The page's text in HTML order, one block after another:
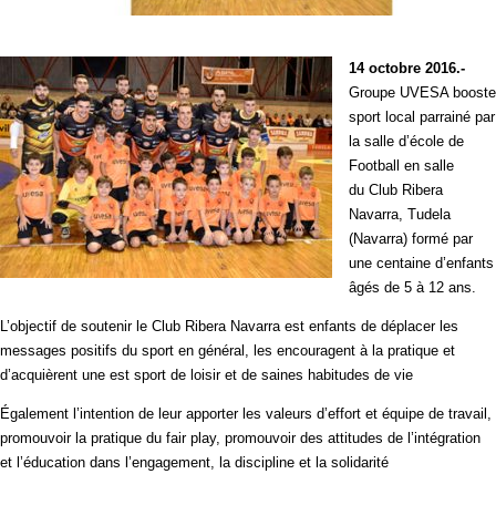
14 octobre 2016.-
Groupe UVESA booste
sport local parrainé par
la salle d’école de
Football en salle
du Club Ribera
Navarra, Tudela
(Navarra) formé par
une centaine d’enfants
âgés de 5 à 12 ans.
L’objectif de soutenir le Club Ribera Navarra est enfants de déplacer les
messages positifs du sport en général, les encouragent à la pratique et
d’acquièrent une est sport de loisir et de saines habitudes de vie
Également l’intention de leur apporter les valeurs d’effort et équipe de travail,
promouvoir la pratique du fair play, promouvoir des attitudes de l’intégration
et l’éducation dans l’engagement, la discipline et la solidarité